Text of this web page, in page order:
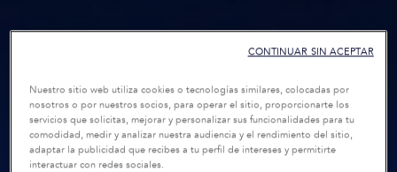
Nuestro sitio web utiliza cookies o tecnologías similares, colocadas por
nosotros o por nuestros socios, para operar el sitio, proporcionarte los
servicios que solicitas, mejorar y personalizar sus funcionalidades para tu
comodidad, medir y analizar nuestra audiencia y el rendimiento del sitio,
adaptar la publicidad que recibes a tu perfil de intereses y permitirte
interactuar con redes sociales.
CONTINUAR SIN ACEPTAR